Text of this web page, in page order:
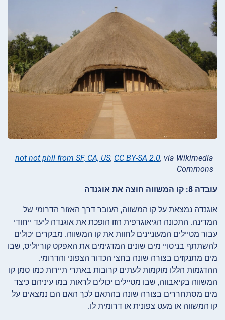
not not phil from SF, CA, US, CC BY-SA 2.0, via Wikimedia
Commons
עובדה 8: קו המשווה חוצה את אוגנדה
אוגנדה נמצאת על קו המשווה, העובר דרך האזור הדרומי של
המדינה. התכונה הגיאוגרפית הזו הופכת את אוגנדה ליעד ייחודי
עבור מטיילים המעוניינים לחוות את קו המשווה. מבקרים יכולים
להשתתף בניסויי מים שונים המדגימים את האפקט קוריוליס, שבו
מים מתנקזים בצורה שונה בחצי הכדור הצפוני והדרומי.
ההדגמות הללו מוקמות לעתים קרובות באתרי תיירות כמו סמן קו
המשווה בקיאבווה, שבו מטיילים יכולים לראות במו עיניהם כיצד
מים מסתחררים בצורה שונה בהתאם לכך האם הם נמצאים על
קו המשווה או מעט צפונית או דרומית לו.